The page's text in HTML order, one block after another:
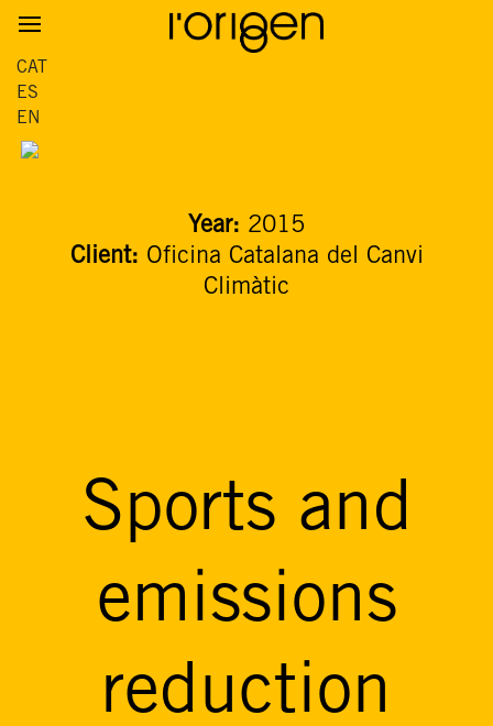
CAT
ES
EN
Year: 2015
Client: Oficina Catalana del Canvi
Climàtic
Sports and
emissions
reduction